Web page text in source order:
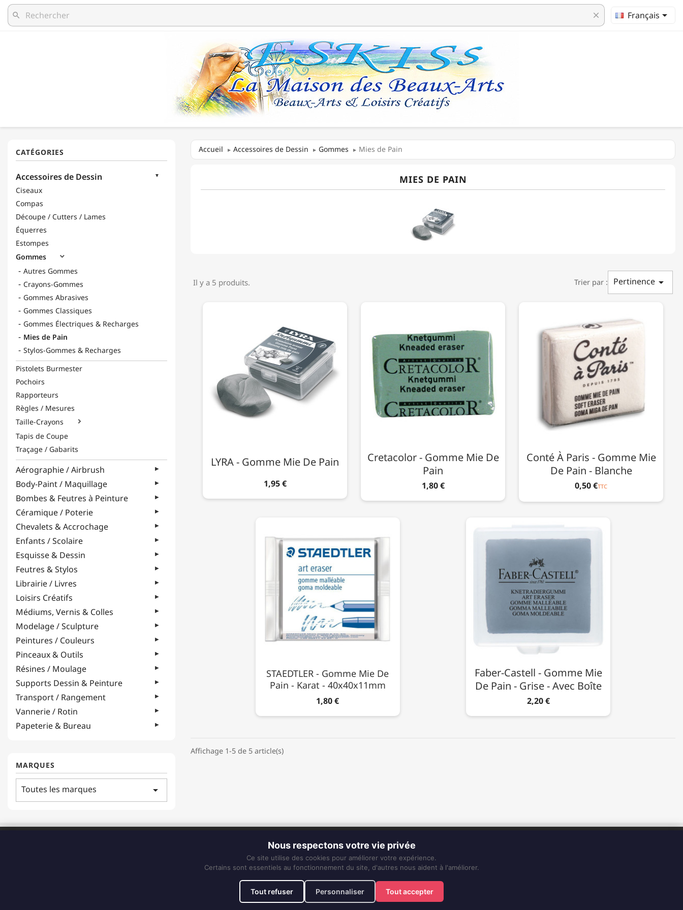
search clear Français
Accessoires de Dessin
Ciseaux
Compas
Découpe / Cutters / Lames
Équerres
Estompes
Gommes

Autres Gommes
Crayons-Gommes
Gommes Abrasives
Gommes Classiques
Gommes Électriques & Recharges
Mies de Pain
Stylos-Gommes & Recharges
Pistolets Burmester
Pochoirs
Rapporteurs
Règles / Mesures
Taille-Crayons

Tapis de Coupe
Traçage / Gabarits
Aérographie / Airbrush
Body-Paint / Maquillage
Bombes & Feutres à Peinture
Céramique / Poterie
Chevalets & Accrochage
Enfants / Scolaire
Esquisse & Dessin
Feutres & Stylos
Librairie / Livres
Loisirs Créatifs
Médiums, Vernis & Colles
Modelage / Sculpture
Peintures / Couleurs
Pinceaux & Outils
Résines / Moulage
Supports Dessin & Peinture
Transport / Rangement
Vannerie / Rotin
Papeterie & Bureau
MARQUES
Toutes les marques arrow_drop_down
Accueil Accessoires de Dessin Gommes Mies de Pain
MIES DE PAIN
Il y a 5 produits. Trier par : Pertinence 
LYRA - Gomme Mie De Pain
1,95 €
Cretacolor - Gomme Mie De
Pain
1,80 €
Conté À Paris - Gomme Mie
De Pain - Blanche
0,50 €TTC
STAEDTLER - Gomme Mie De
Pain - Karat - 40x40x11mm
1,80 €
Faber-Castell - Gomme Mie
De Pain - Grise - Avec Boîte
2,20 €
Affichage 1-5 de 5 article(s)
Fixe :
0596 63 25 94
Mobile : 0696 50 91 61
Nous respectons votre vie privée
Ce site utilise des cookies pour améliorer votre expérience.
Certains sont essentiels au fonctionnement du site, d'autres nous aident à l'améliorer.
Tout refuser Personnaliser
Tout accepter
Mentions légalesConditions Générales de VentePolitique de confidentialitéGérer les cookies